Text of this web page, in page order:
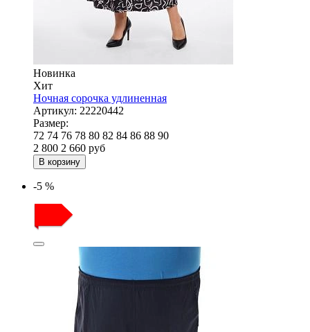
Новинка
Хит
Ночная сорочка удлиненная
Артикул: 22220442
Размер:
72 74 76 78 80 82 84 86 88 90
2 800 2 660 руб
В корзину
-5 %